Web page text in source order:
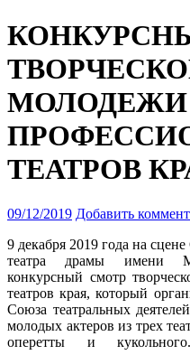
МОЛОДЕЖИ
ТЕАТРОВ
09/12/2019 Добавить
9 декабря 2019 года на
театра драмы имени
конкурсный смотр
театров края, который
Союза театральных
молодых актеров из трех
оперетты и